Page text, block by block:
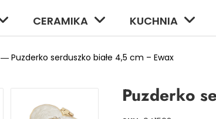
CERAMIKA KUCHNIA
― Puzderko serduszko białe 4,5 cm – Ewax
Puzderko